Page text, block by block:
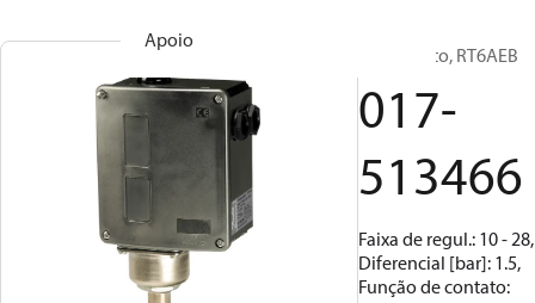
Apoio
Pressostato, RT6AEB
017-
513466
Faixa de regul.: 10 - 28,
Diferencial [bar]: 1.5,
Função de contato: